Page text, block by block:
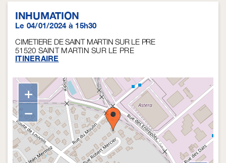
INHUMATION
Le 04/01/2024 à 15h30
CIMETIERE DE SAINT MARTIN SUR LE PRE
51520 SAINT MARTIN SUR LE PRE
ITINERAIRE
+
−